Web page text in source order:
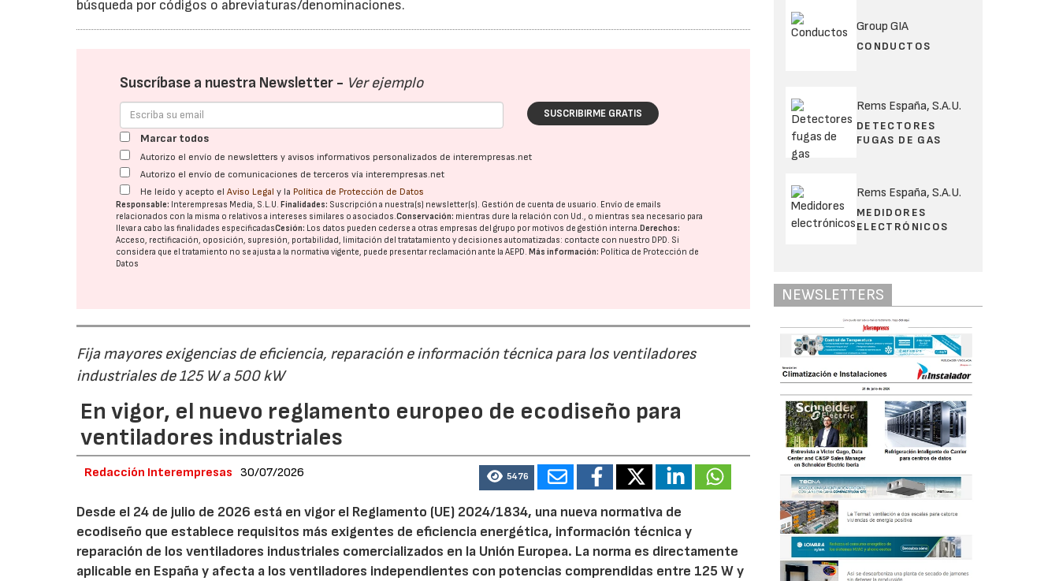
búsqueda por códigos o abreviaturas/denominaciones.
Suscríbase a nuestra Newsletter - Ver ejemplo
SUSCRIBIRME GRATIS
Marcar todos
Autorizo el envío de newsletters y avisos informativos personalizados de interempresas.net
Autorizo el envío de comunicaciones de terceros vía interempresas.net
He leído y acepto elAviso Legal y la Política de Protección de Datos
Responsable: Interempresas Media, S.L.U.Finalidades: Suscripción a nuestra(s) newsletter(s). Gestión de cuenta de usuario. Envío de emails
relacionados con la misma o relativos a intereses similares o asociados.Conservación: mientras dure la relación con Ud., o mientras sea necesario para
llevar a cabo las finalidades especificadasCesión: Los datos pueden cederse a otras empresas del grupo por motivos de gestión interna.Derechos:
Acceso, rectificación, oposición, supresión, portabilidad, limitación del tratatamiento y decisiones automatizadas: contacte con nuestro DPD. Si
considera que el tratamiento no se ajusta a la normativa vigente, puede presentar reclamación ante laAEPD.Más información: Política de Protección de
Datos
Fija mayores exigencias de eficiencia, reparación e información técnica para los ventiladores
industriales de 125 W a 500 kW
En vigor, el nuevo reglamento europeo de ecodiseño para
ventiladores industriales
Redacción Interempresas 30/07/2026 5476
Desde el 24 de julio de 2026 está en vigor el Reglamento (UE) 2024/1834, una nueva normativa de
ecodiseño que establece requisitos más exigentes de eficiencia energética, información técnica y
reparación de los ventiladores industriales comercializados en la Unión Europea. La norma es directamente
aplicable en España y afecta a los ventiladores independientes con potencias comprendidas entre 125 W y
Group GIA
CONDUCTOS
Rems España, S.A.U.
DETECTORES
FUGAS DE GAS
Rems España, S.A.U.
MEDIDORES
ELECTRÓNICOS
NEWSLETTERS